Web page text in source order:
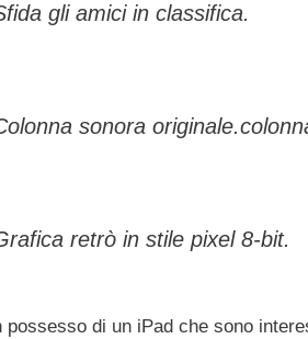
gli amici in classifica.
sonora
retrò in stile pixel 8-bit.
possesso di un iPad che sono